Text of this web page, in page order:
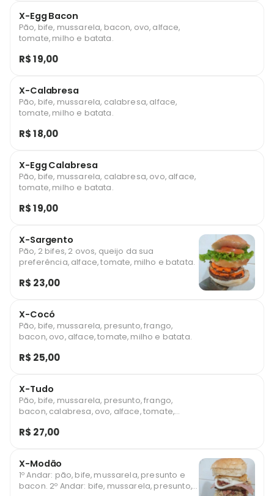
X-Egg Bacon
Pão, bife, mussarela, bacon, ovo, alface,
tomate, milho e batata.
R$ 19,00
X-Calabresa
Pão, bife, mussarela, calabresa, alface,
tomate, milho e batata.
R$ 18,00
X-Egg Calabresa
Pão, bife, mussarela, calabresa, ovo, alface,
tomate, milho e batata.
R$ 19,00
X-Sargento
Pão, 2 bifes, 2 ovos, queijo da sua
preferência, alface, tomate, milho e batata.
R$ 23,00
X-Cocó
Pão, bife, mussarela, presunto, frango,
bacon, ovo, alface, tomate, milho e batata.
R$ 25,00
X-Tudo
Pão, bife, mussarela, presunto, frango,
bacon, calabresa, ovo, alface, tomate,
R$ 27,00
X-Modão
1º Andar: pão, bife, mussarela, presunto e
bacon. 2º Andar: bife, mussarela, presunto,